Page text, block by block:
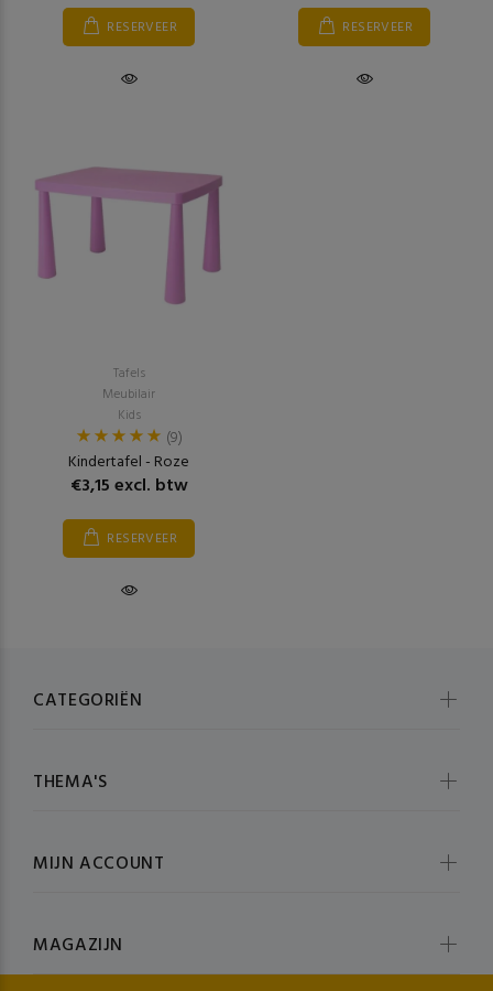
RESERVEER RESERVEER
Tafels
Meubilair
Kids
(9)
Kindertafel - Roze
€3,15 excl. btw
RESERVEER
CATEGORIËN
THEMA'S
MIJN ACCOUNT
MAGAZIJN